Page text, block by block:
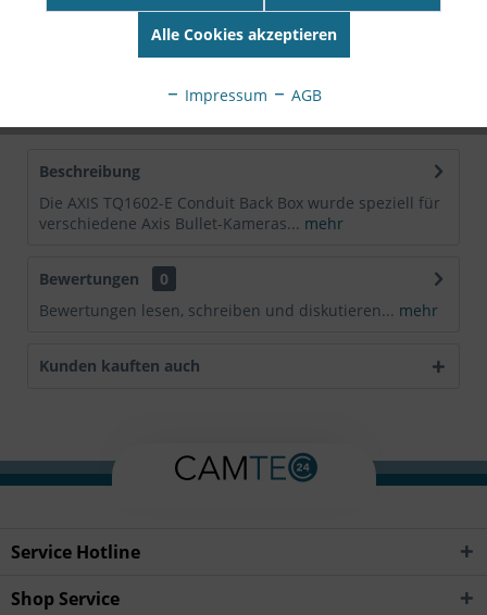
Artikel-Nr.:
DV26C27BD
AXIS
02421-001
Beschreibung
Die AXIS TQ1602-E Conduit Back Box wurde speziell für
verschiedene Axis Bullet-Kameras... mehr
Bewertungen
0
Bewertungen lesen, schreiben und diskutieren... mehr
Kunden kauften auch
Service Hotline
Shop Service
Alle Cookies akzeptieren
Impressum AGB